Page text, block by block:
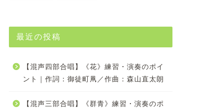
最近の投稿
【混声四部合唱】《花》練習・演奏のポイ
ント｜作詞：御徒町凧／作曲：森山直太朗
【混声三部合唱】《群青》練習・演奏のポ